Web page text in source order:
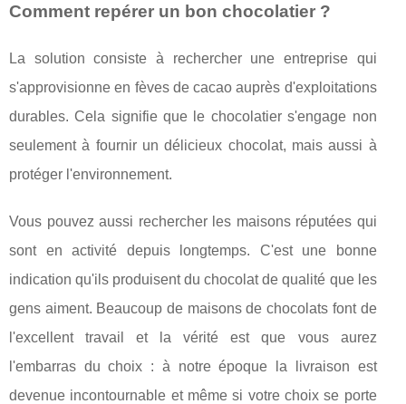
Comment repérer un bon chocolatier ?
La solution consiste à rechercher une entreprise qui
s'approvisionne en fèves de cacao auprès d'exploitations
durables. Cela signifie que le chocolatier s'engage non
seulement à fournir un délicieux chocolat, mais aussi à
protéger l'environnement.
Vous pouvez aussi rechercher les maisons réputées qui
sont en activité depuis longtemps. C'est une bonne
indication qu'ils produisent du chocolat de qualité que les
gens aiment. Beaucoup de maisons de chocolats font de
l'excellent travail et la vérité est que vous aurez
l'embarras du choix : à notre époque la livraison est
devenue incontournable et même si votre choix se porte